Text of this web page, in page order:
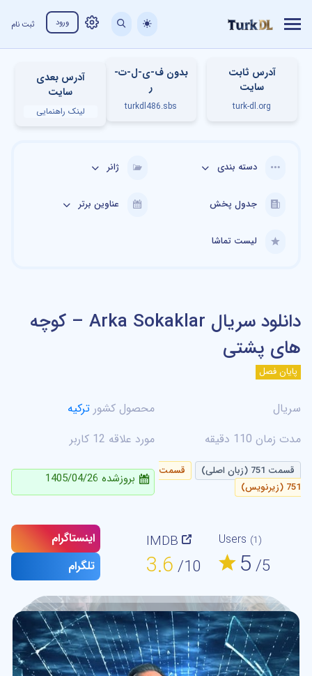
ورود ثبت نام
آدرس ثابت
سایت
turk-dl.org
بدون ف-ی-ل-ت-
ر
turkdl486.sbs
آدرس بعدی
سایت
لینک راهنمایی
دسته بندی ژانر
جدول پخش عناوین برتر
لیست تماشا
دانلود سریال Arka Sokaklar – کوچه
های پشتی
پایان فصل
سریال محصول کشورترکیه
مدت زمان 110 دقیقه
مورد علاقه 12 کاربر
قسمت 751 (زبان اصلی)
قسمت
751 (زیرنویس)
بروزشده 1405/04/26
Users (1)
5 /5
IMDB
3.6 /10
اینستاگرام
تلگرام